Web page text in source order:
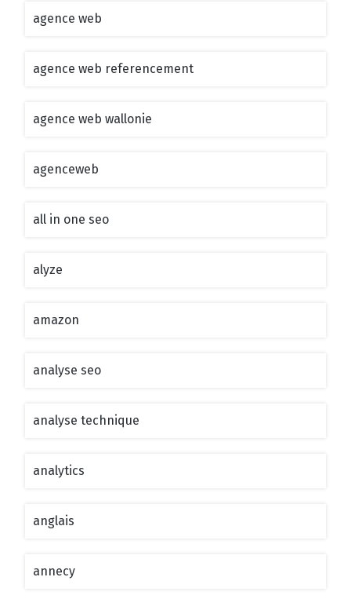
agence web
agence web referencement
agence web wallonie
agenceweb
all in one seo
alyze
amazon
analyse seo
analyse technique
analytics
anglais
annecy